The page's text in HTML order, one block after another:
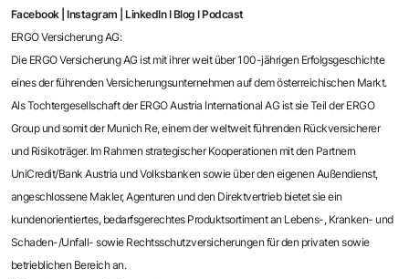
Facebook Instagram |LinkedInIBlogIPodcast
ERGO Versicherung AG:
Die ERGO Versicherung AG ist mit ihrer weit über 100-jährigen Erfolgsgeschichte
eines der führenden Versicherungsunternehmen auf dem österreichischen Markt.
Als Tochtergesellschaft der ERGO Austria International AG ist sie Teil der ERGO
Group und somit der Munich Re, einem der weltweit führenden Rückversicherer
und Risikoträger. Im Rahmen strategischer Kooperationen mit den Partnern
UniCredit/Bank Austria und Volksbanken sowie über den eigenen Außendienst,
angeschlossene Makler, Agenturen und den Direktvertrieb bietet sie ein
kundenorientiertes, bedarfsgerechtes Produktsortiment an Lebens-, Kranken- und
Schaden-/Unfall- sowie Rechtsschutzversicherungen für den privaten sowie
betrieblichen Bereich an.